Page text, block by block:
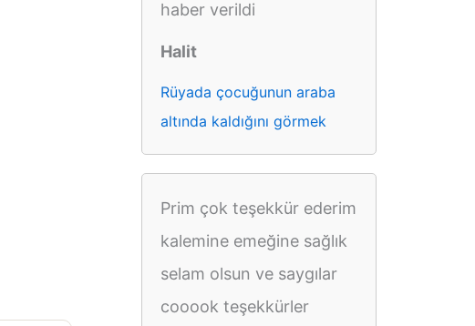
haber verildi
Halit
Rüyada çocuğunun araba
altında kaldığını görmek
Prim çok teşekkür ederim
kalemine emeğine sağlık
selam olsun ve saygılar
cooook teşekkürler